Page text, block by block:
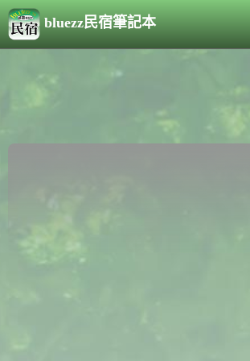
bluezz民宿筆記本